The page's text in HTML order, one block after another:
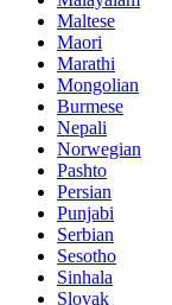
Maltese
Maori
Marathi
Mongolian
Burmese
Nepali
Norwegian
Pashto
Persian
Punjabi
Serbian
Sesotho
Sinhala
Slovak